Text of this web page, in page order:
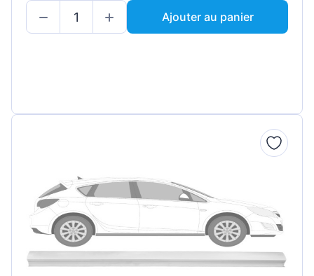
Ajouter au panier